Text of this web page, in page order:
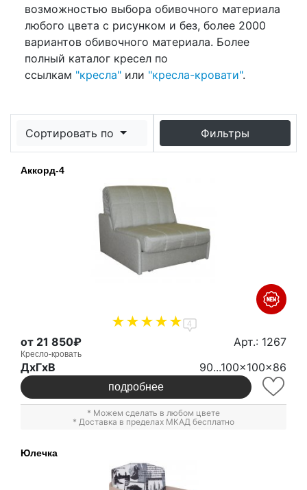
возможностью выбора обивочного материала
любого цвета с рисунком и без, более 2000
вариантов обивочного материала. Более
полный каталог кресел по
ссылкам "кресла" или "кресла-кровати".
Сортировать по Фильтры
Аккорд-4
4
от 21 850₽ Арт.: 1267
Кресло-кровать
ДxГxВ 90...100x100x86
подробнее
* Можем сделать в любом цвете
* Доставка в пределах МКАД бесплатно
Юлечка